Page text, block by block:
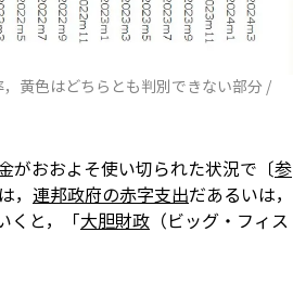
黄色はどちらとも判別できない部分 /
がおおよそ使い切られた状況で〔参
連邦政府の赤字支出だ――あるいは，
くと，「大胆財政 （ビッグ・フィス